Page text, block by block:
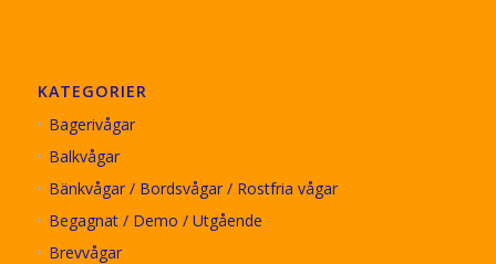
KATEGORIER
Bagerivågar
Balkvågar
Bänkvågar / Bordsvågar / Rostfria vågar
Begagnat / Demo / Utgående
Brevvågar